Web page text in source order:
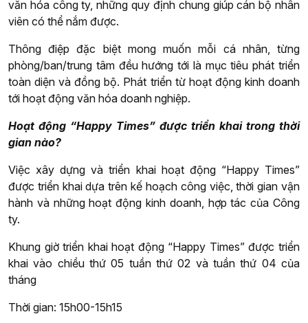
văn hóa công ty, những quy định chung giúp cán bộ nhân
viên có thể nắm được.
Thông điệp đặc biệt mong muốn mỗi cá nhân, từng
phòng/ban/trung tâm đều hướng tới là mục tiêu phát triển
toàn diện và đồng bộ. Phát triển từ hoạt động kinh doanh
tới hoạt động văn hóa doanh nghiệp.
Hoạt động “Happy Times” được triển khai trong thời
gian nào?
Việc xây dựng và triển khai hoạt động “Happy Times”
được triển khai dựa trên kế hoạch công việc, thời gian vận
hành và những hoạt động kinh doanh, hợp tác của Công
ty.
Khung giờ triển khai hoạt động “Happy Times” được triển
khai vào chiều thứ 05 tuần thứ 02 và tuần thứ 04 của
tháng
Thời gian: 15h00-15h15